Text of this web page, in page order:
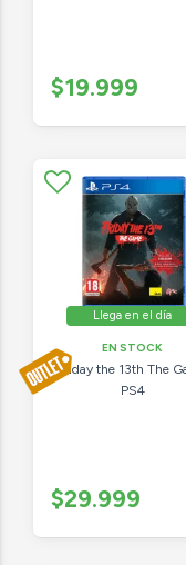
$19.999
Llega en el día
EN STOCK
Friday the 13th The
PS4
$29.999